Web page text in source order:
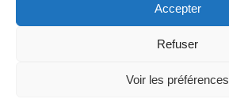
Accepter
Refuser
Voir les préférences